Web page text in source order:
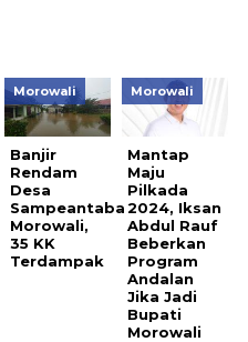
Morowali
Banjir
Rendam
Desa
Sampeantaba
Morowali,
35 KK
Terdampak
Morowali
Mantap
Maju
Pilkada
2024, Iksan
Abdul Rauf
Beberkan
Program
Andalan
Jika Jadi
Bupati
Morowali